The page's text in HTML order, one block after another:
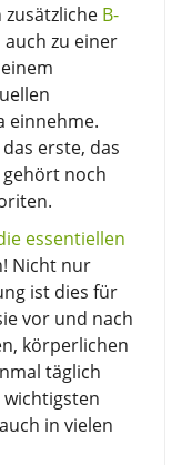
B-
auch zu einer
einnehme.
erste, das
noch
essentiellen
Nicht nur
ist dies für
vor und nach
körperlichen
täglich
wichtigsten
in vielen